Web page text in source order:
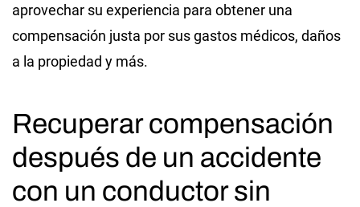
aprovechar su experiencia para obtener una
compensación justa por sus gastos médicos, daños
a la propiedad y más.
Recuperar compensación
después de un accidente
con un conductor sin